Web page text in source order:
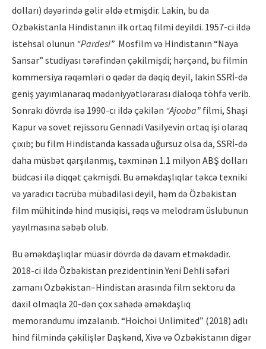
dolları) dəyərində gəlir əldə etmişdir. Lakin, bu da
Özbəkistanla Hindistanın ilk ortaq filmi deyildi. 1957-ci ildə
istehsal olunun “Pardesi” Mosfilm və Hindistanın “Naya
Sansar” studiyası tərəfindən çəkilmişdi; hərçənd, bu filmin
kommersiya rəqəmləri o qədər də dəqiq deyil, lakin SSRİ-də
geniş yayımlanaraq mədəniyyətlərarası dialoqa töhfə verib.
Sonrakı dövrdə isə 1990-cı ildə çəkilən “Ajooba” filmi, Shaşi
Kapur və sovet rejissoru Gennadi Vasilyevin ortaq işi olaraq
çıxıb; bu film Hindistanda kassada uğursuz olsa da, SSRİ-də
daha müsbət qarşılanmış, təxminən 1.1 milyon ABŞ dolları
büdcəsi ilə diqqət çəkmişdi. Bu əməkdaşlıqlar təkcə texniki
və yaradıcı təcrübə mübadiləsi deyil, həm də Özbəkistan
film mühitində hind musiqisi, rəqs və melodram üslubunun
yayılmasına səbəb olub.
Bu əməkdaşlıqlar müasir dövrdə də davam etməkdədir.
2018-ci ildə Özbəkistan prezidentinin Yeni Dehli səfəri
zamanı Özbəkistan–Hindistan arasında film sektoru da
daxil olmaqla 20-dən çox sahədə əməkdaşlıq
memorandumu imzalanıb. “Hoichoi Unlimited” (2018) adlı
hind filmində çəkilişlər Daşkənd, Xivə və Özbəkistanın digər